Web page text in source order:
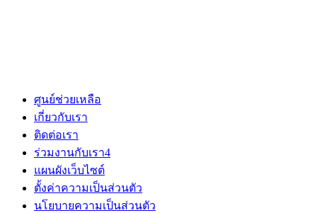
ศูนย์ช่วยเหลือ
เกี่ยวกับเรา
ติดต่อเรา
ร่วมงานกับเรา4
แผนผังเว็บไซต์
ตั้งค่าความเป็นส่วนตัว
นโยบายความเป็นส่วนตัว